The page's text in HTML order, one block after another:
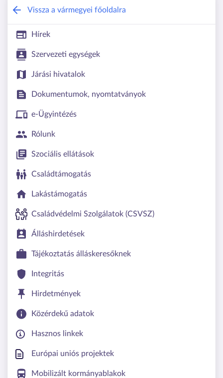
Csongrád-Csanád Vármegyei
Vissza a vármegyei főoldalra
Hírek
Szervezeti egységek
Járási hivatalok
Dokumentumok, nyomtatványok
e-Ügyintézés
Rólunk
Szociális ellátások
Családtámogatás
Lakástámogatás
Családvédelmi Szolgálatok (CSVSZ)
Álláshirdetések
Tájékoztatás álláskeresőknek
Integritás
Hirdetmények
Közérdekű adatok
Hasznos linkek
Európai uniós projektek
Mobilizált kormányablakok